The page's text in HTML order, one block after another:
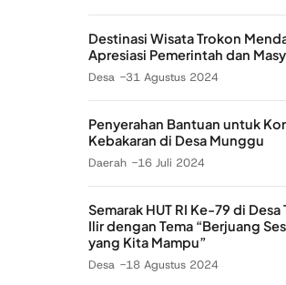
Destinasi Wisata Trokon
Apresiasi Pemerintah dan
Desa 31 Agustus 2024
Penyerahan Bantuan untuk
Kebakaran di Desa Munggu
Daerah 16 Juli 2024
Semarak HUT RI Ke-79 di Desa
Ilir dengan Tema “Berjuang
yang Kita Mampu”
Desa 18 Agustus 2024